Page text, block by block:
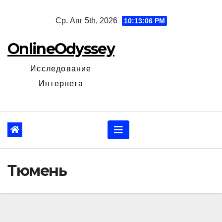
Ср. Авг 5th, 2026 10:13:07 PM
OnlineOdyssey
Исследование
Интернета
Тюмень